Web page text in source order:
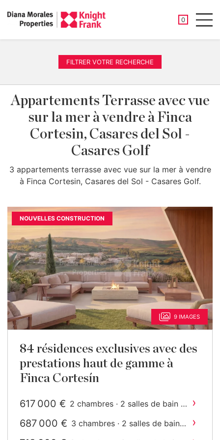
0
FILTRER VOTRE RECHERCHE
Appartements Terrasse avec vue
sur la mer à vendre à Finca
Cortesin, Casares del Sol -
Casares Golf
3 appartements terrasse avec vue sur la mer à vendre
à Finca Cortesin, Casares del Sol - Casares Golf.
NOUVELLES CONSTRUCTION
9 IMAGES
84 résidences exclusives avec des
prestations haut de gamme à
Finca Cortesín
617 000 € 2 chambres · 2 salles de bain ·
›
687 000 € 3 chambres · 2 salles de bain ·
›